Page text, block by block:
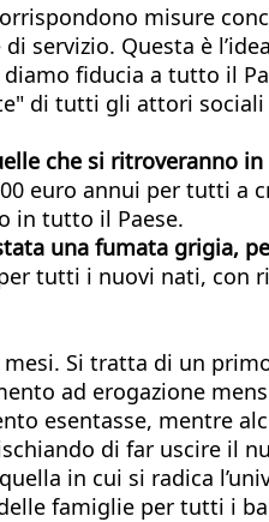
misure
servizio. Questa è
fiducia a tutto il
di tutti gli attori
che si ritroveranno
euro annui per tutti a
in tutto il Paese.
una fumata grigia,
tutti i nuovi nati, con
Si tratta di un
ad erogazione
esentasse, mentre
di far uscire il
in cui si radica
famiglie per tutti i